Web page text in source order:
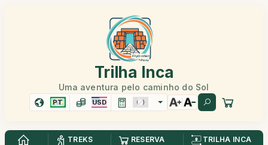
Trilha Inca
Uma aventura pelo caminho do Sol
PT USD
TREKS RESERVA
TRILHA INCA